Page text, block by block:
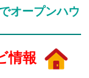
オープンハウ
情報